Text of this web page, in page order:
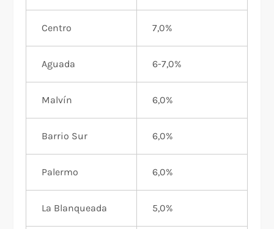
Centro 7,0%
Aguada 6-7,0%
Malvín 6,0%
Barrio Sur 6,0%
Palermo 6,0%
La Blanqueada 5,0%